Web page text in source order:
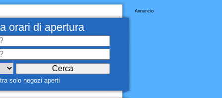
Annuncio
orari di apertura
solo negozi aperti